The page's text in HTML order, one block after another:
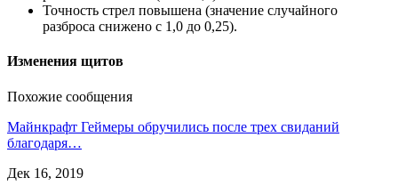
Точность стрел повышена (значение случайного
разброса снижено с 1,0 до 0,25).
Изменения щитов
Похожие сообщения
Майнкрафт Геймеры обручились после трех свиданий
благодаря…
Дек 16, 2019